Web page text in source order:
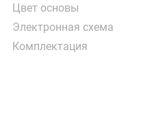
Цвет основы
Электронная схема
Комплектация